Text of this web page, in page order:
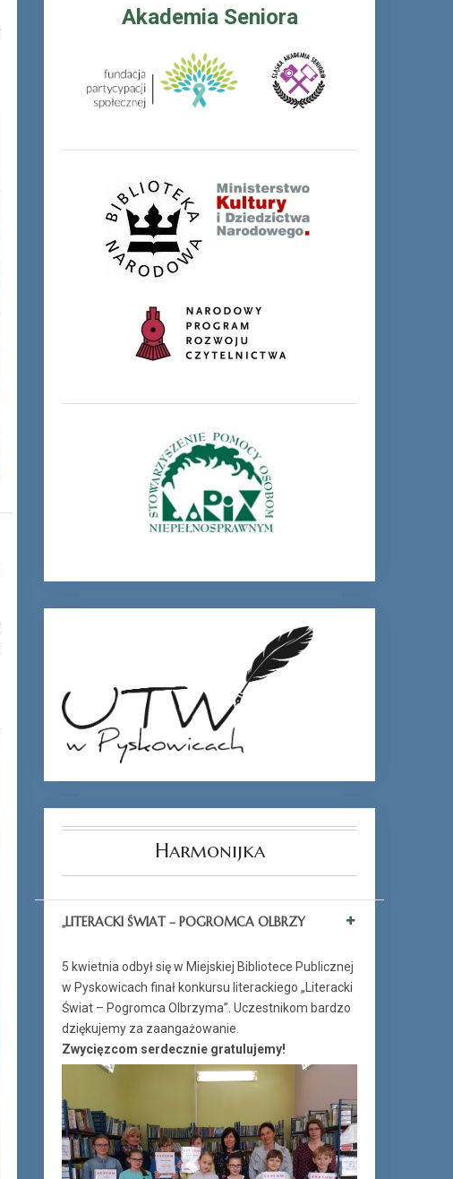
Akademia Seniora
Harmonijka
„LITERACKI ŚWIAT – POGROMCA OLBRZY
5 kwietnia odbył się w Miejskiej Bibliotece Publicznej
w Pyskowicach finał konkursu literackiego „Literacki
Świat – Pogromca Olbrzyma”. Uczestnikom bardzo
dziękujemy za zaangażowanie.
Zwycięzcom serdecznie gratulujemy!